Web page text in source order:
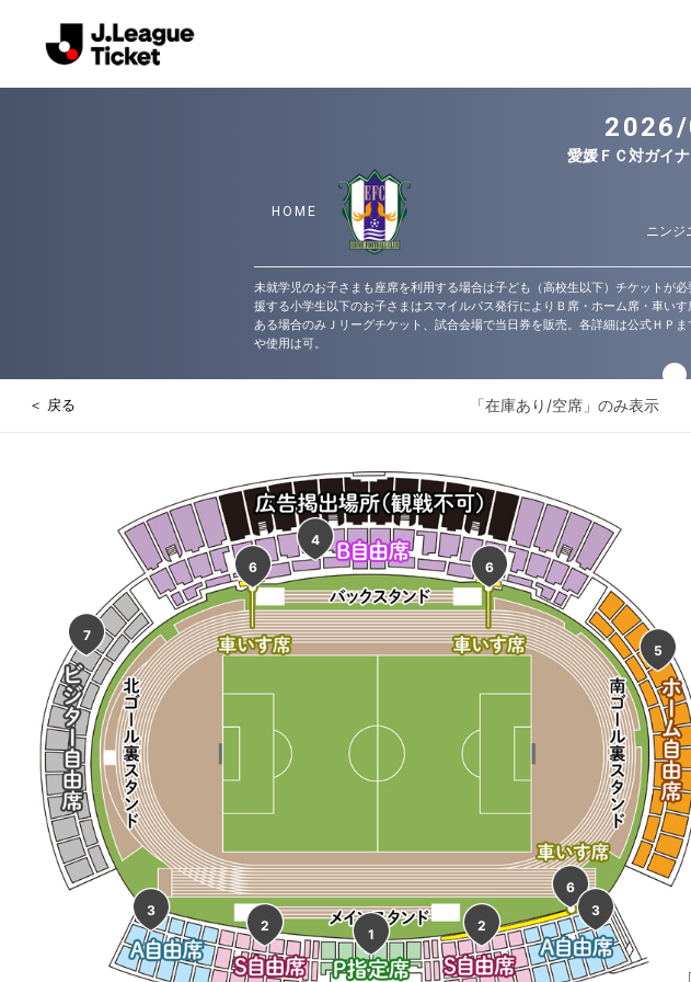
愛媛ＦＣ対ガイ
ニンジ
未就学児のお子さまも座席を利用する場合は子ども（高校生以下）チケットが
援する小学生以下のお子さまはスマイルパス発行によりＢ席・ホーム席・車い
ある場合のみＪリーグチケット、試合会場で当日券を販売。各詳細は公式ＨＰ
や使用は可。
＜ 戻る 「在庫あり/空席」のみ表示
1
2 2
3 3
4
5
7
6 6
6